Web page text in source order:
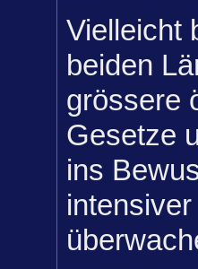
Vielleicht
beiden
grössere
Gesetze
ins